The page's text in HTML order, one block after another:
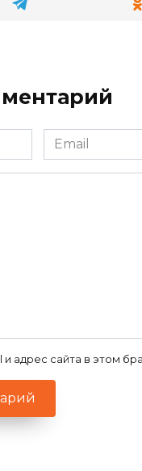
Email
*
и адрес сайта в этом